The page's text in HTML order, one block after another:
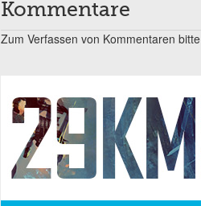
Kommentare
Zum Verfassen von Kommentaren bitte